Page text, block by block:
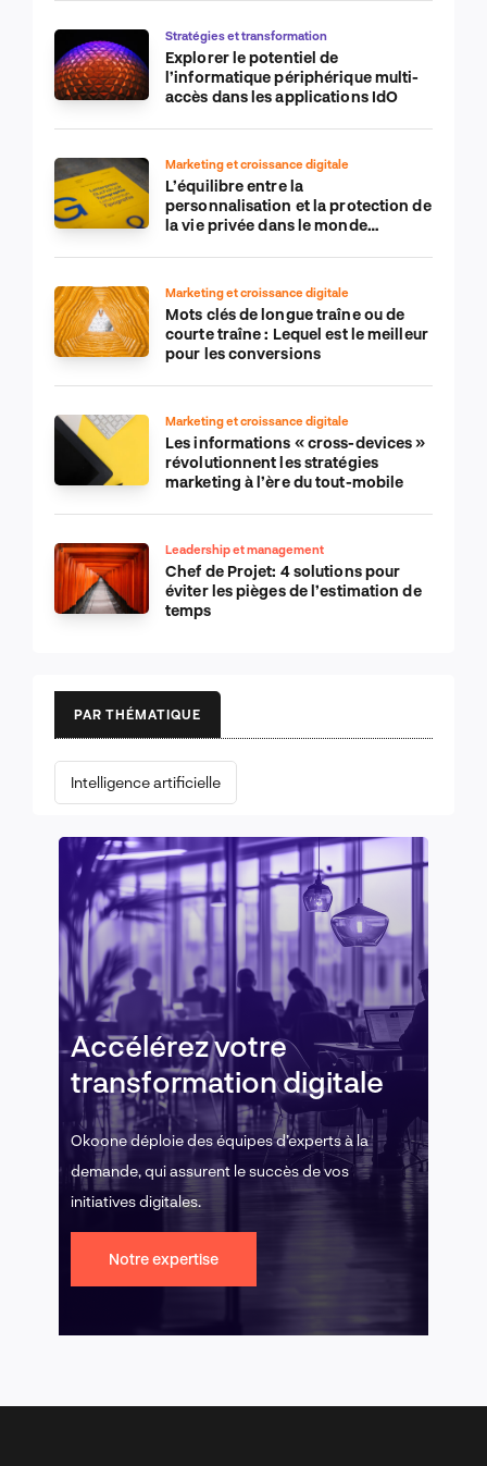
Stratégies et transformation
Explorer le potentiel de
l’informatique périphérique multi-
accès dans les applications IdO
Marketing et croissance digitale
L’équilibre entre la
personnalisation et la protection de
la vie privée dans le monde
Marketing et croissance digitale
Mots clés de longue traîne ou de
courte traîne : Lequel est le meilleur
pour les conversions
Marketing et croissance digitale
Les informations « cross-devices »
révolutionnent les stratégies
marketing à l’ère du tout-mobile
Leadership et management
Chef de Projet: 4 solutions pour
éviter les pièges de l’estimation de
temps
PAR THÉMATIQUE
Intelligence artificielle
Accélérez votre
transformation digitale
Okoone déploie des équipes d’experts à la
demande, qui assurent le succès de vos
initiatives digitales.
Notre expertise